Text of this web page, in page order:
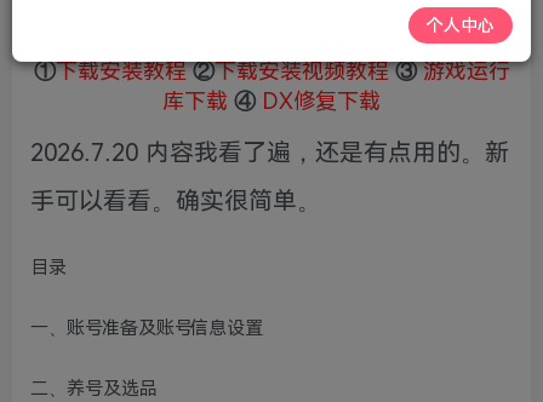
支付成功后请刷新网页
①下载安装教程 ②下载安装视频教程 ③ 游戏运行
库下载 ④ DX修复下载
2026.7.20 内容我看了遍，还是有点用的。新
手可以看看。确实很简单。
目录
一、账号准备及账号信息设置
二、养号及选品
个人中心